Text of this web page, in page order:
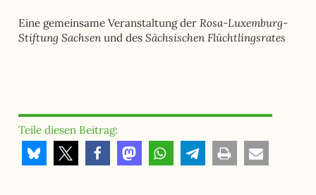
Eine gemeinsame Veranstaltung derRosa-Luxemburg-
Stiftung Sachsenund des Sächsischen Flüchtlingsrates
Teile diesen Beitrag: